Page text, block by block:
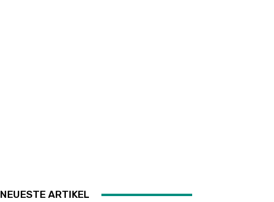
NEUESTE ARTIKEL